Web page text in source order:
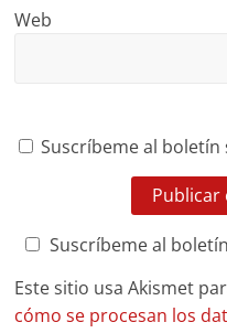
Web
Suscríbeme al boletín
Suscríbeme al
Este sitio usa Akismet
cómo se procesan los